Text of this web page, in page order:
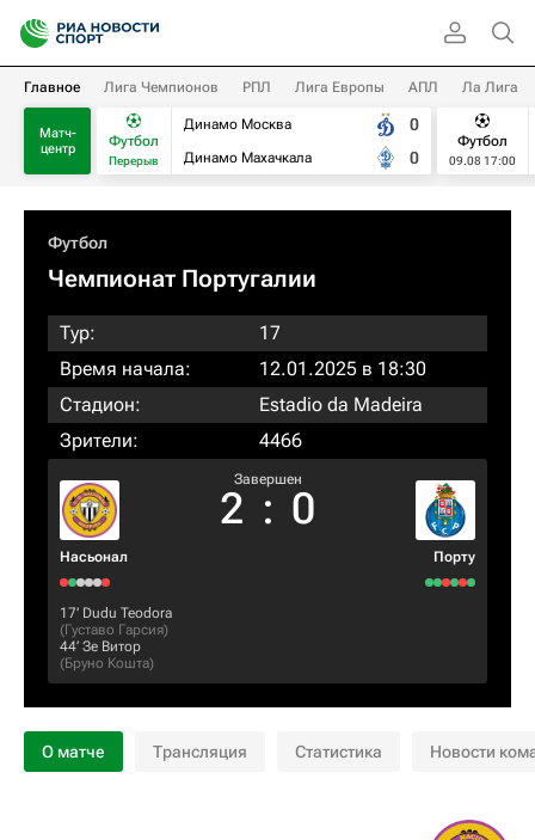
Главное Лига Чемпионов РПЛ Лига Европы АПЛ Ла Лига
Матч-
центр
Футбол
Перерыв
Динамо Москва
Динамо Махачкала
0
0
Футбол
09.08 17:00
Футбол
Чемпионат Португалии
Тур:
17
Время начала:
12.01.2025 в 18:30
Стадион:
Estadio da Madeira
Зрители:
4466
Насьонал
Завершен
2 : 0
Порту
17‎’‎ Dudu Teodora
(Густаво Гарсия)
44‎’‎ Зе Витор
(Бруно Кошта)
О матче Трансляция Статистика Новости